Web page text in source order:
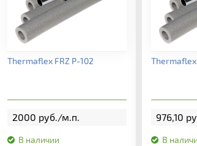
Подробная информация
Thermaflex FRZ P-102
2000 руб./м.п.
В наличии
Thermaflex
976,10
В